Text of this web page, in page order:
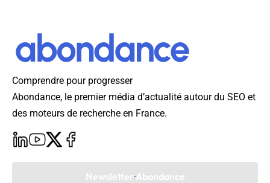
Comprendre pour progresser
Abondance, le premier média d’actualité autour du SEO et
des moteurs de recherche en France.
Newsletter Abondance